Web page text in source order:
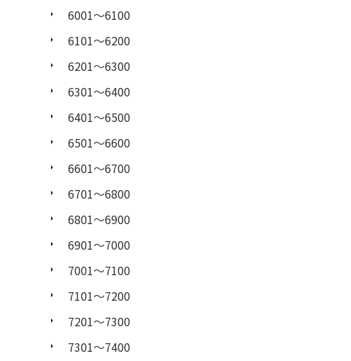
6001〜6100
6101〜6200
6201〜6300
6301〜6400
6401〜6500
6501〜6600
6601〜6700
6701〜6800
6801〜6900
6901〜7000
7001〜7100
7101〜7200
7201〜7300
7301〜7400